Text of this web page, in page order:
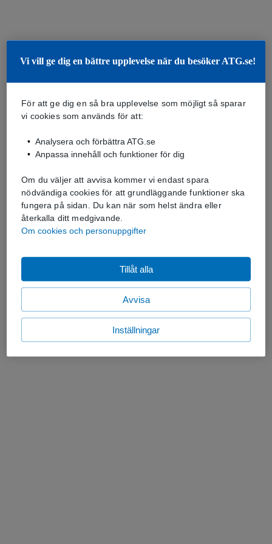
Vi vill ge dig en bättre upplevelse när du besöker ATG.se!
För att ge dig en så bra upplevelse som möjligt så sparar
vi cookies som används för att:
Analysera och förbättra ATG.se
Anpassa innehåll och funktioner för dig
Om du väljer att avvisa kommer vi endast spara
nödvändiga cookies för att grundläggande funktioner ska
fungera på sidan. Du kan när som helst ändra eller
återkalla ditt medgivande.
Om cookies och personuppgifter
Avvisa
Tillåt alla
Inställningar